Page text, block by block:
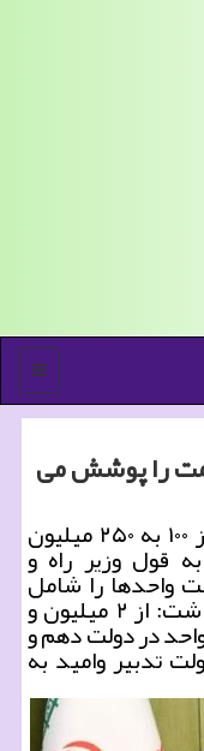
منو
درصد قیمت را پوشش می
اخیرا سقف تسهیلات مسکن ملی از ۱۰۰ به ۲۵۰ میلیون
قول وزیر راه و
درصد قمیت واحدها را شامل
می شود. اسلامی همینطور اظهار داشت: از ۲ میلیون و
مسکن مهر، ۷۰۰ هزار واحد در دولت دهم و
در دولت تدبیر وامید به